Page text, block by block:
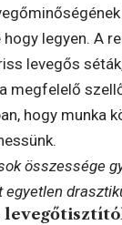
legyen. A
levegős
megfelelő
hogy munka
összessége
egyetlen